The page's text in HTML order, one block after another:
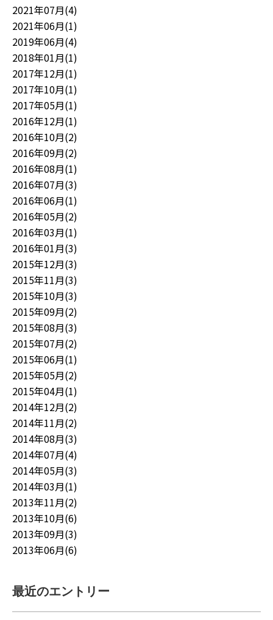
2021年07月(4)
2021年06月(1)
2019年06月(4)
2018年01月(1)
2017年12月(1)
2017年10月(1)
2017年05月(1)
2016年12月(1)
2016年10月(2)
2016年09月(2)
2016年08月(1)
2016年07月(3)
2016年06月(1)
2016年05月(2)
2016年03月(1)
2016年01月(3)
2015年12月(3)
2015年11月(3)
2015年10月(3)
2015年09月(2)
2015年08月(3)
2015年07月(2)
2015年06月(1)
2015年05月(2)
2015年04月(1)
2014年12月(2)
2014年11月(2)
2014年08月(3)
2014年07月(4)
2014年05月(3)
2014年03月(1)
2013年11月(2)
2013年10月(6)
2013年09月(3)
2013年06月(6)
最近のエントリー